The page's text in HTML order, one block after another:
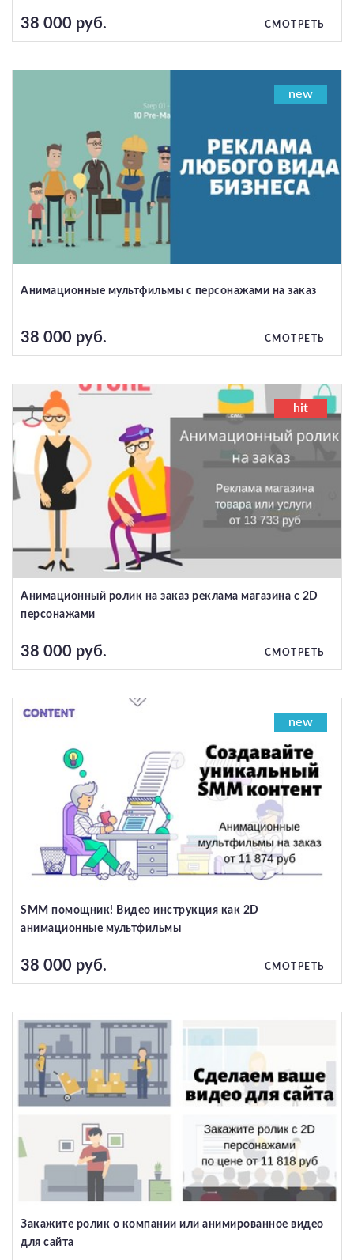
38 000 руб. СМОТРЕТЬ
new
Анимационные мультфильмы с персонажами на заказ
38 000 руб. СМОТРЕТЬ
hit
Анимационный ролик на заказ реклама магазина с 2D
персонажами
38 000 руб. СМОТРЕТЬ
new
SMM помощник! Видео инструкция как 2D
анимационные мультфильмы
38 000 руб. СМОТРЕТЬ
Закажите ролик о компании или анимированное видео
для сайта